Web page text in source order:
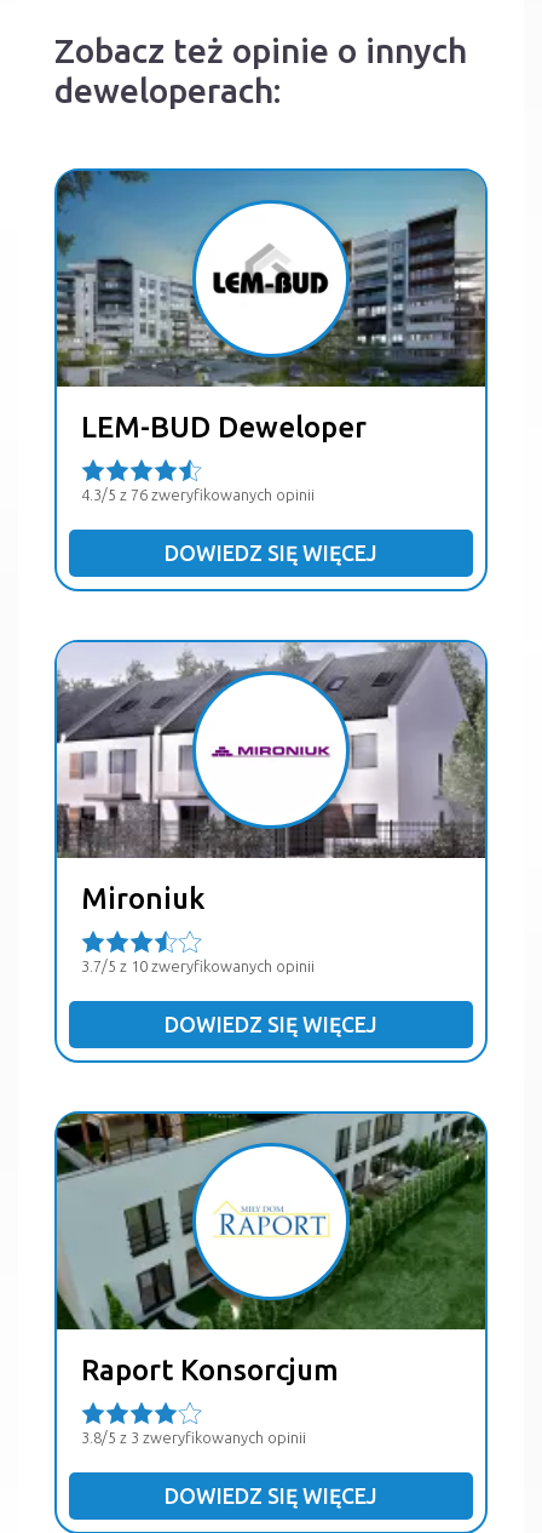
Zobacz też opinie o innych
deweloperach:
LEM-BUD Deweloper
4.3/5 z 76 zweryfikowanych opinii
DOWIEDZ SIĘ WIĘCEJ
Mironiuk
3.7/5 z 10 zweryfikowanych opinii
DOWIEDZ SIĘ WIĘCEJ
Raport Konsorcjum
3.8/5 z 3 zweryfikowanych opinii
DOWIEDZ SIĘ WIĘCEJ